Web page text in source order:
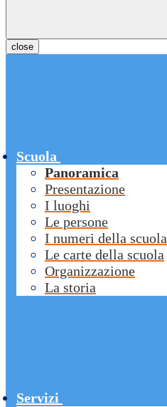
close
Scuola
Panoramica
Presentazione
I luoghi
Le persone
I numeri della scuola
Le carte della scuola
Organizzazione
La storia
Servizi